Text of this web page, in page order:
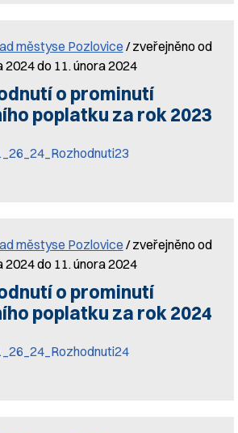
městyse Pozlovice / zveřejněno od
2024 do 11. února 2024
o prominutí
poplatku za rok 2023
městyse Pozlovice / zveřejněno od
2024 do 11. února 2024
o prominutí
poplatku za rok 2024